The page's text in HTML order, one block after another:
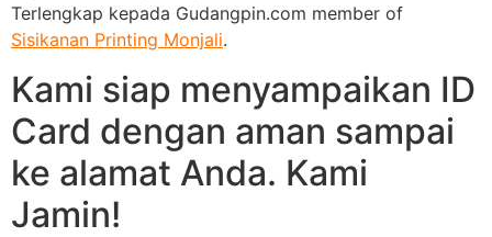
Terlengkap kepada Gudangpin.com member of
Sisikanan Printing Monjali.
Kami siap menyampaikan ID
Card dengan aman sampai
ke alamat Anda. Kami
Jamin!